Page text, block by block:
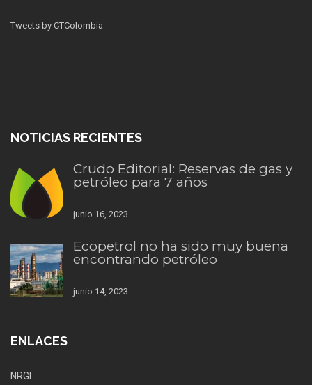
Tweets by CTColombia
NOTICIAS RECIENTES
Crudo Editorial: Reservas de gas y
petróleo para 7 años
junio 16, 2023
Ecopetrol no ha sido muy buena
encontrando petróleo
junio 14, 2023
ENLACES
NRGI